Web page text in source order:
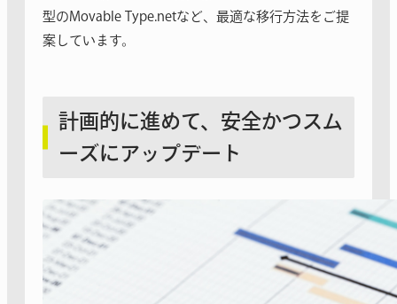
型のMovable Type.netなど、最適な移行方法をご提
案しています。
計画的に進めて、安全かつスム
ーズにアップデート